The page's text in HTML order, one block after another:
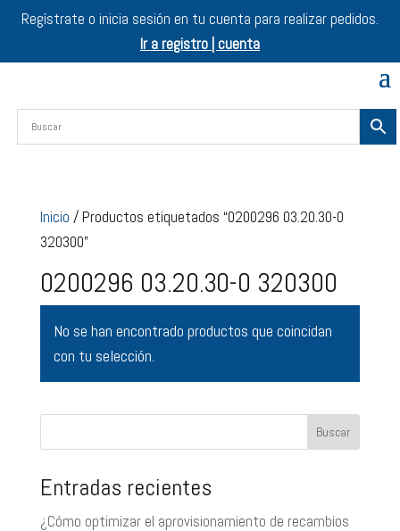
Regístrate o inicia sesión en tu cuenta para realizar pedidos.
Ir a registro | cuenta
Inicio / Productos etiquetados “0200296 03.20.30-0
320300”
0200296 03.20.30-0 320300
No se han encontrado productos que coincidan
con tu selección.
Buscar
Entradas recientes
¿Cómo optimizar el aprovisionamiento de recambios